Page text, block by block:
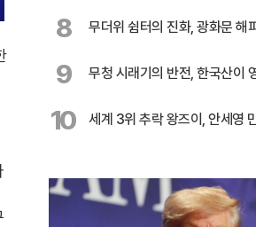
8 무더위 쉼터의 진화, 광화문 해
까지 연장
9 무청 시래기의 반전, 한국산이
10 세계 3위 추락 왕즈이, 안세영